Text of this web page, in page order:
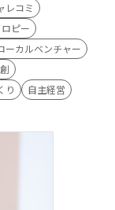
レコミ
ピー
ーカルベンチャー
り 自主経営